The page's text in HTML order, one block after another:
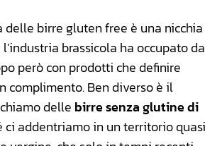
delle birre gluten free è una nicchia
brassicola ha occupato da
però con prodotti che definire
complimento. Ben diverso è il
delle birre senza glutine di
ci addentriamo in un territorio quasi